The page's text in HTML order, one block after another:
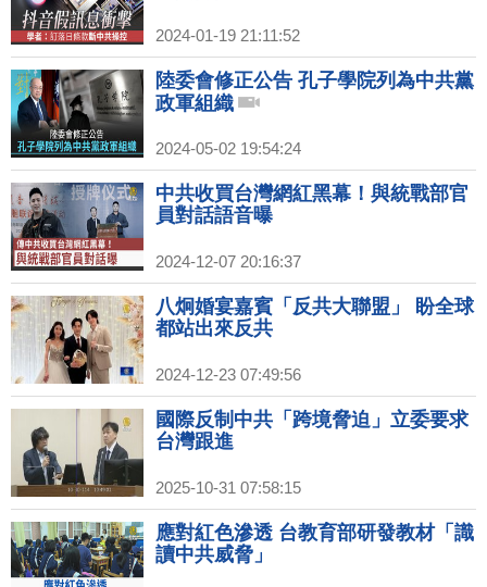
2024-01-19 21:11:52
陸委會修正公告 孔子學院列為中共黨
政軍組織
2024-05-02 19:54:24
中共收買台灣網紅黑幕！與統戰部官
員對話語音曝
2024-12-07 20:16:37
八炯婚宴嘉賓「反共大聯盟」 盼全球
都站出來反共
2024-12-23 07:49:56
國際反制中共「跨境脅迫」立委要求
台灣跟進
2025-10-31 07:58:15
應對紅色滲透 台教育部研發教材「識
讀中共威脅」